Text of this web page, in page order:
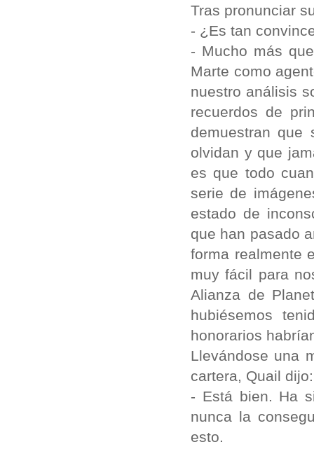
Tras pronunciar
- ¿Es tan
- Mucho más
Marte como
nuestro análisis
recuerdos de
demuestran que
olvidan y que
es que todo
serie de
estado de
que han pasado
forma realmente
muy fácil para
Alianza de
hubiésemos
honorarios
Llevándose una
cartera, Quail dijo:
- Está bien. Ha
nunca la
esto.